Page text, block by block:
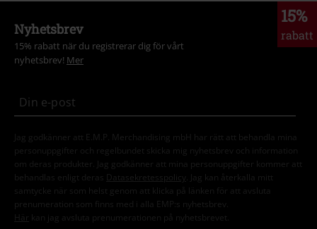
15%
rabatt
Nyhetsbrev
15% rabatt när du registrerar dig för vårt
nyhetsbrev! Mer
Jag godkänner att E.M.P. Merchandising mbH har rätt att behandla mina
personuppgifter och regelbundet skicka mig nyhetsbrev och information
om deras produkter. Jag godkänner att mina personuppgifter kommer att
behandlas enligt deras
Datasekretesspolicy
. Jag kan återkalla mitt
samtycke när som helst genom att klicka på länken för att avsluta
prenumeration som finns med i alla EMP:s nyhetsbrev.
Här kan jag avsluta prenumerationen på nyhetsbrevet.